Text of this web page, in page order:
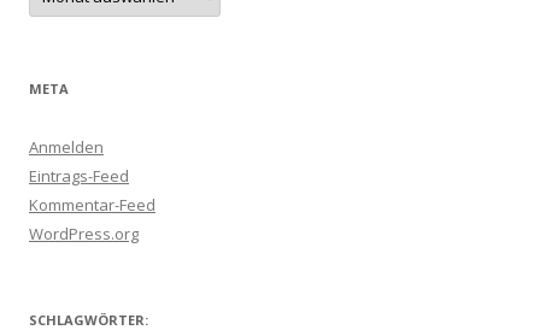
META
Anmelden
Eintrags-Feed
Kommentar-Feed
WordPress.org
SCHLAGWÖRTER: